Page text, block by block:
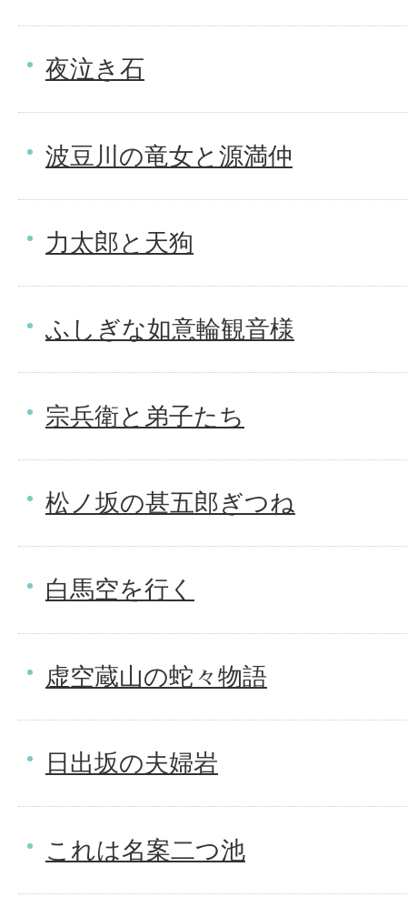
夜泣き石
波豆川の竜女と源満仲
力太郎と天狗
ふしぎな如意輪観音様
宗兵衛と弟子たち
松ノ坂の甚五郎ぎつね
白馬空を行く
虚空蔵山の蛇々物語
日出坂の夫婦岩
これは名案二つ池